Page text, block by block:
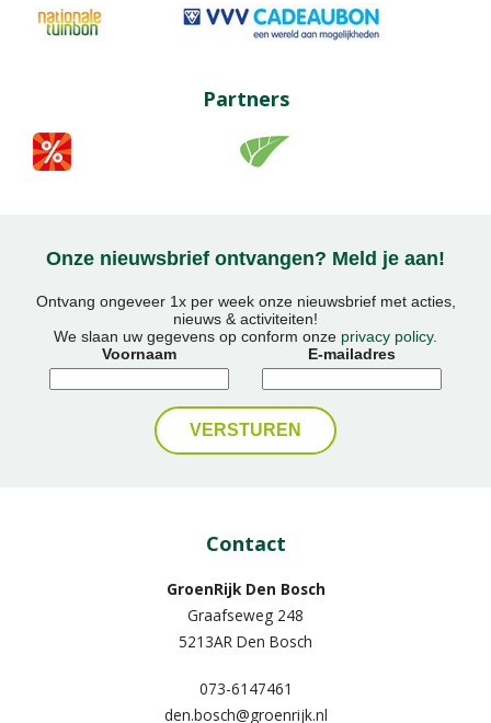
Partners
Onze nieuwsbrief ontvangen? Meld je aan!
Ontvang ongeveer 1x per week onze nieuwsbrief met acties,
nieuws & activiteiten!
We slaan uw gegevens op conform onze privacy policy.
Voornaam
E-mailadres
Contact
GroenRijk Den Bosch
Graafseweg 248
5213AR Den Bosch
073-6147461
den.bosch@groenrijk.nl